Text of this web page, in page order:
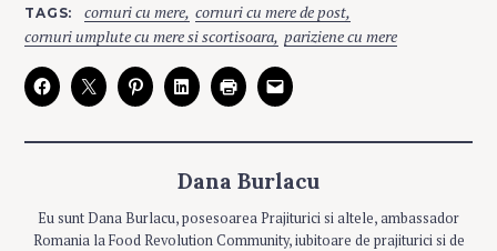
A
T
E
G
O
R
S
P
U
TAGS cornuri cu mere cornuri cu mere de post
cornuri umplute cu mere si scortisoara pariziene cu mere
Dana Burlacu
Eu sunt Dana Burlacu, posesoarea Prajiturici si altele, ambassador
Romania la Food Revolution Community, iubitoare de prajiturici si de
Search
for: